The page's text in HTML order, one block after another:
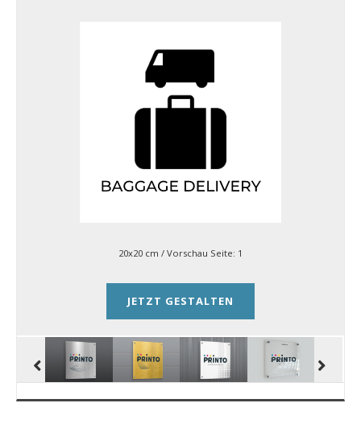
20x20 cm / Vorschau Seite: 1
JETZT GESTALTEN